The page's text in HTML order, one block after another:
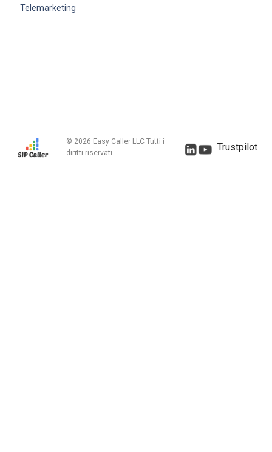
Telemarketing
© 2026 Easy Caller LLC Tutti i
diritti riservati
Trustpilot